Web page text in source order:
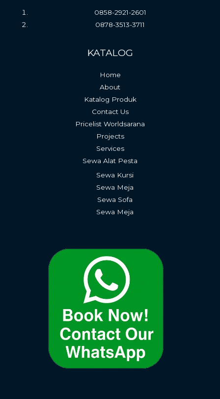
0858-2921-2601
0878-3513-3711
KATALOG
Home
About
Katalog Produk
Contact Us
Pricelist Worldsarana
Projects
Services
Sewa Alat Pesta
Sewa Kursi
Sewa Meja
Sewa Sofa
Sewa Meja